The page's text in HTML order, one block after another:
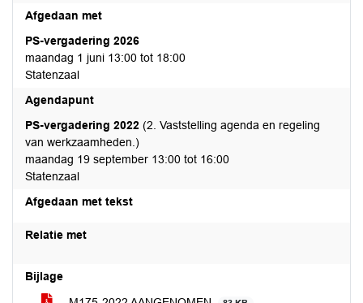
Afgedaan met
PS-vergadering 2026
maandag 1 juni 13:00 tot 18:00
Statenzaal
Agendapunt
PS-vergadering 2022 (2. Vaststelling agenda en regeling
van werkzaamheden.)
maandag 19 september 13:00 tot 16:00
Statenzaal
Afgedaan met tekst
Relatie met
Bijlage